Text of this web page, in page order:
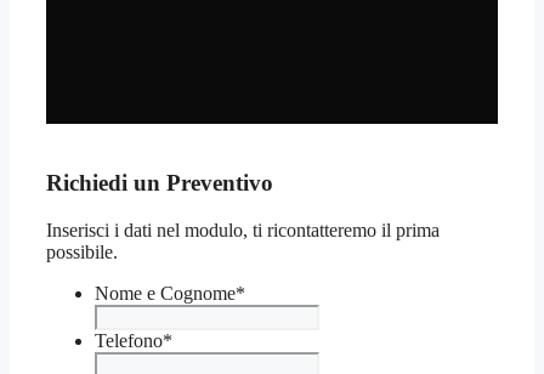
Richiedi un Preventivo
Inserisci i dati nel modulo, ti ricontatteremo il prima
possibile.
Nome e Cognome*
Telefono*